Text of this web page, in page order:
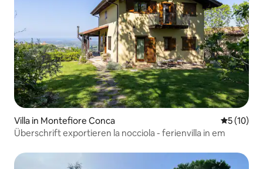
Villa in Montefiore Conca
5 (10)
Überschrift exportieren la nocciola - ferienvilla in em